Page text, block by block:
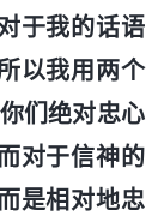
于我的话语
以我用两个
们绝对忠心
对于信神的
是相对地忠